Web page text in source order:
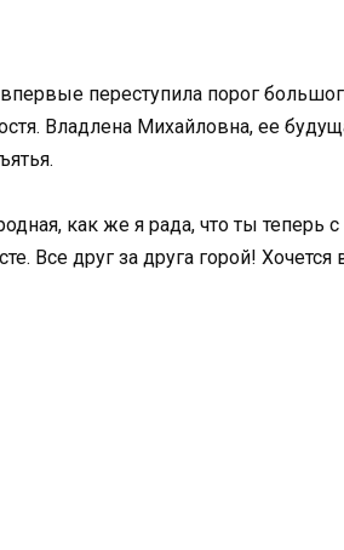
переступила порог
Владлена Михайловна, ее
как же я рада, что ты
Все друг за друга горой!